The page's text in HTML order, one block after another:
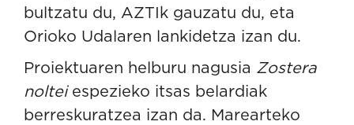
bultzatu du, AZTIk gauzatu du, eta
Orioko Udalaren lankidetza izan du.
Proiektuaren helburu nagusia Zostera
noltei espezieko itsas belardiak
berreskuratzea izan da. Marearteko